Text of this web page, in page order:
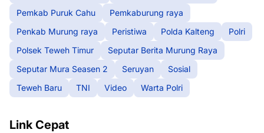
Pemkab Puruk Cahu
Pemkaburung raya
Penkab Murung raya
Peristiwa Polda Kalteng
Polri
Polsek Teweh Timur
Seputar Berita Murung Raya
Seputar Mura Seasen 2
Seruyan
Sosial
Teweh Baru
TNI Video Warta Polri
Link Cepat